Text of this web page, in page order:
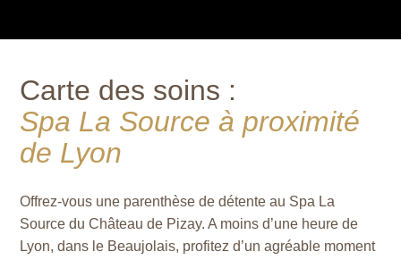
Carte des soins :
Spa La Source à proximité
de Lyon
Offrez-vous une parenthèse de détente au Spa La
Source du Château de Pizay. A moins d’une heure de
Lyon, dans le Beaujolais, profitez d’un agréable moment